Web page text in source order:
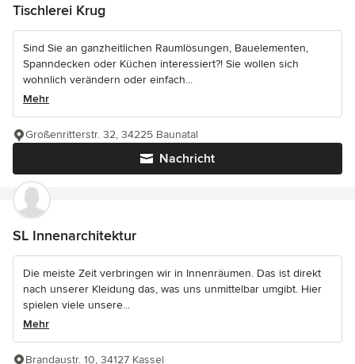
Tischlerei Krug
Sind Sie an ganzheitlichen Raumlösungen, Bauelementen,
Spanndecken oder Küchen interessiert?! Sie wollen sich
wohnlich verändern oder einfach...
Mehr
Nachricht
Großenritterstr. 32, 34225 Baunatal
SL Innenarchitektur
Die meiste Zeit verbringen wir in Innenräumen. Das ist direkt
nach unserer Kleidung das, was uns unmittelbar umgibt. Hier
spielen viele unsere...
Mehr
Brandaustr. 10, 34127 Kassel